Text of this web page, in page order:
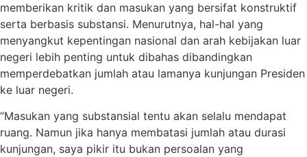
memberikan kritik dan masukan yang bersifat konstruktif
serta berbasis substansi. Menurutnya, hal-hal yang
menyangkut kepentingan nasional dan arah kebijakan luar
negeri lebih penting untuk dibahas dibandingkan
memperdebatkan jumlah atau lamanya kunjungan Presiden
ke luar negeri.
“Masukan yang substansial tentu akan selalu mendapat
ruang. Namun jika hanya membatasi jumlah atau durasi
kunjungan, saya pikir itu bukan persoalan yang